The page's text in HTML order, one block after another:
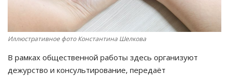
РАЗВЛЕЧЕНИЯ
OFFICIAL
Курултай
Иллюстративное фото Константина Шелкова
В рамках общественной работы здесь организуют
дежурство и консультирование, передаёт